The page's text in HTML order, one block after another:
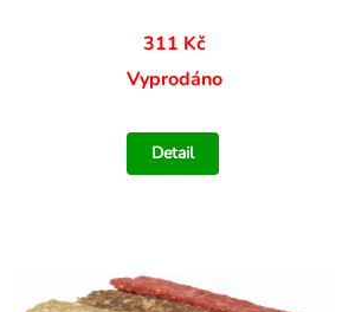
311 Kč
Vyprodáno
Detail